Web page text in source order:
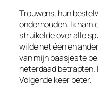
Trouwens, hun
onderhouden. Ik nam
struikelde over alle
wilde net één en
van mijn baasjes te
heterdaad betrapten.
Volgende keer beter.